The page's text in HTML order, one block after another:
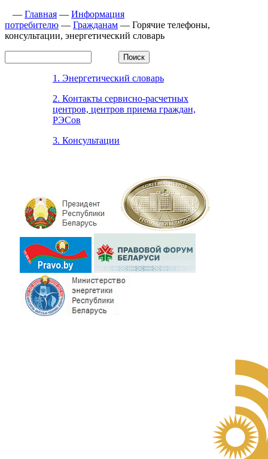
— Главная — Информация
потребителю — Гражданам — Горячие телефоны,
консультации, энергетический словарь
1. Энергетический словарь
2. Контакты сервисно-расчетных
центров, центров приема граждан,
РЭСов
3. Консультации